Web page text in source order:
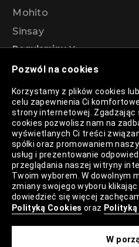
Pozwól na cookies
Korzystamy z plików cookies
celu zapewnienia Ci
strony internetowej. Zgadzając
cookies pozwolisz nam na
wyświetlanych Ci treści
spółki oraz promowaniem
usług i prezentowanie
przeglądania naszej witryny
Twoim wyborem. W dowolnym
zmiany swojego wyboru klikając
dowiedzieć się więcej
Polityką Cookies oraz
W
Mohito
Sinsay
Regulaminy
Regulamin akcji
rabatowy 99%
Polityka Prywatności
Polityka Plików Cookies
Lista Plików Cookies
Lista Zaufanych Partnerów
Ustawienia Cookies